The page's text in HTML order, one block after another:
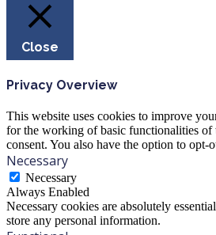
Close
Privacy Overview
This website uses cookies to improve
for the working of basic functionalities of
consent. You also have the option to
Necessary
Necessary
Always Enabled
Necessary cookies are absolutely
store any personal information.